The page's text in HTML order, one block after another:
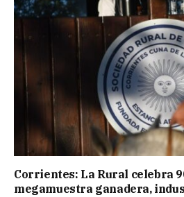
Corrientes: La Rural celebra
megamuestra ganadera,